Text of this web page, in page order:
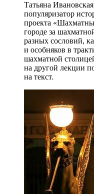
Татьяна
популяризатор
проекта
городе за
разных сословий,
и особняков в
шахматной
на другой лекции
на текст.